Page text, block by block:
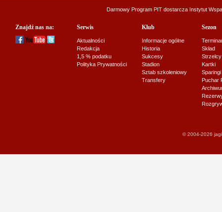
Darmowy Program PIT dostarcza Instytut
Znajdź nas na: Serwis
Aktualności
Redakcja
1,5 % podatku
Polityka Prywatności
Klub
Informacje ogólne
Historia
Sukcesy
Stadion
Sztab szkoleniowy
Transfery
Sezon
Skład
Strzelcy
Kartki
Sparingi
Puchar
© 2004-2026